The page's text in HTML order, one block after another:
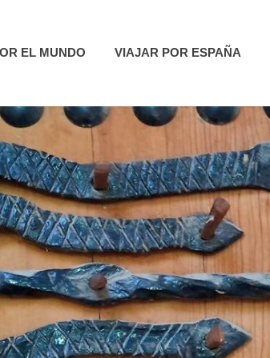
EL MUNDO VIAJAR POR ESPAÑA